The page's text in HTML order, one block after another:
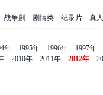
战争剧 剧情类 纪录片 真
年 1995年 1996年 1997年
2010年 2011年 2012年